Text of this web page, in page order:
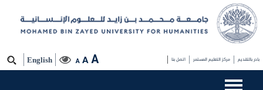
English A A A بادر بالتقديم مركز التعليم المستمر اتصل بنا